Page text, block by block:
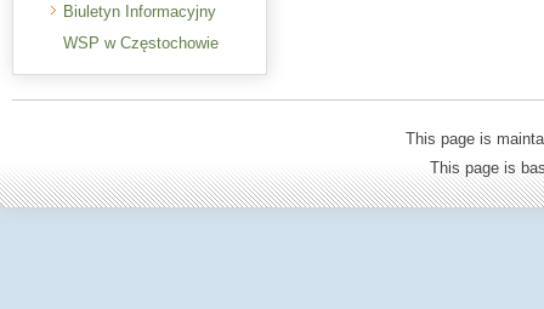
Biuletyn Informacyjny
WSP w Częstochowie
This page is
This page is